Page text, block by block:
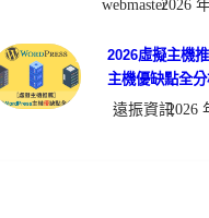
webmaster2026
2026虛擬主機
主機優缺點全
遠振資訊2026